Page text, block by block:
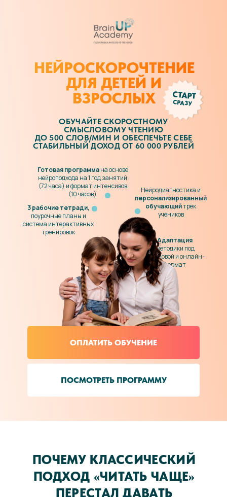
НЕЙРОСКОРОЧТЕНИЕ
ДЛЯ ДЕТЕЙ И
ВЗРОСЛЫХ
Готовая программана основе
нейроподхода на 1 год занятий
(72 часа) и формат интенсивов
(10 часов)
Нейродиагностика и
персонализированный
обучающийтрек
учеников
3 рабочие тетради,
поурочные планы и
система интерактивных
тренировок
ОБУЧАЙТЕ СКОРОСТНОМУ
СМЫСЛОВОМУ ЧТЕНИЮ
ДО 500 СЛОВ/МИН И ОБЕСПЕЧЬТЕ СЕБЕ
СТАБИЛЬНЫЙ ДОХОД ОТ 60 000 РУБЛЕЙ
ПОСМОТРЕТЬ ПРОГРАММУ
Адаптация
методики под
групповой и онлайн-
формат
СТАРТ
СРАЗУ
ОПЛАТИТЬ ОБУЧЕНИЕ
ПОЧЕМУ КЛАССИЧЕСКИЙ
ПОДХОД «ЧИТАТЬ ЧАЩЕ»
ПЕРЕСТАЛ ДАВАТЬ